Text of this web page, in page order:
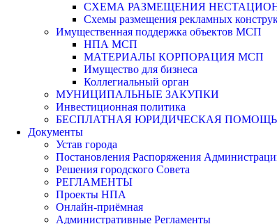
СХЕМА РАЗМЕЩЕНИЯ
Схемы размещения рекламных
Имущественная поддержка объектов МСП
НПА МСП
МАТЕРИАЛЫ КОРПОРАЦИЯ МСП
Имущество для бизнеса
Коллегиальный орган
МУНИЦИПАЛЬНЫЕ ЗАКУПКИ
Инвестиционная политика
БЕСПЛАТНАЯ ЮРИДИЧЕСКАЯ ПОМОЩЬ
Документы
Устав города
Постановления Распоряжения
Решения городского Совета
РЕГЛАМЕНТЫ
Проекты НПА
Онлайн-приёмная
Административные Регламенты